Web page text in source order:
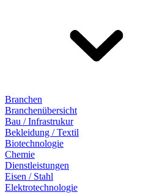
Branchen
Branchenübersicht
Bau / Infrastrukur
Bekleidung / Textil
Biotechnologie
Chemie
Dienstleistungen
Eisen / Stahl
Elektrotechnologie